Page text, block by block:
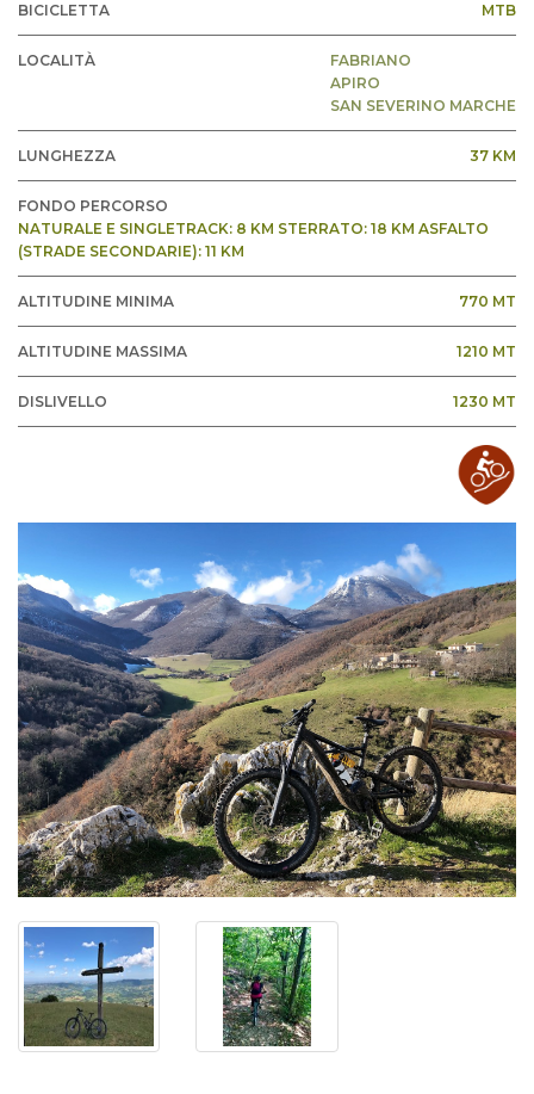
BICICLETTA MTB
LOCALITÀ
FABRIANO
APIRO
SAN SEVERINO MARCHE
LUNGHEZZA 37 KM
FONDO PERCORSO
NATURALE E SINGLETRACK: 8 KM STERRATO: 18 KM ASFALTO
(STRADE SECONDARIE): 11 KM
ALTITUDINE MINIMA 770 MT
ALTITUDINE MASSIMA 1210 MT
DISLIVELLO 1230 MT